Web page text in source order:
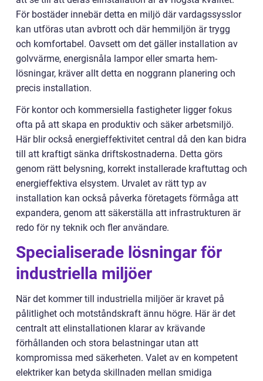
För bostäder innebär detta en miljö där vardagssysslor
kan utföras utan avbrott och där hemmiljön är trygg
och komfortabel. Oavsett om det gäller installation av
golvvärme, energisnåla lampor eller smarta hem-
lösningar, kräver allt detta en noggrann planering och
precis installation.
För kontor och kommersiella fastigheter ligger fokus
ofta på att skapa en produktiv och säker arbetsmiljö.
Här blir också energieffektivitet central då den kan bidra
till att kraftigt sänka driftskostnaderna. Detta görs
genom rätt belysning, korrekt installerade kraftuttag och
energieffektiva elsystem. Urvalet av rätt typ av
installation kan också påverka företagets förmåga att
expandera, genom att säkerställa att infrastrukturen är
redo för ny teknik och fler användare.
Specialiserade lösningar för
industriella miljöer
När det kommer till industriella miljöer är kravet på
pålitlighet och motståndskraft ännu högre. Här är det
centralt att elinstallationen klarar av krävande
förhållanden och stora belastningar utan att
kompromissa med säkerheten. Valet av en kompetent
elektriker kan betyda skillnaden mellan smidiga